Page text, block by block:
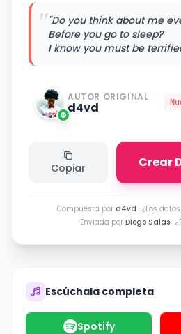
""Do you think about me
Before you go to sleep?
I know you must be
AUTOR ORIGINAL
d4vd
Copiar Crear
Compuesta por d4vd · ¿Los
Enviada por Diego Salas ·
Escúchala completa
Spotify